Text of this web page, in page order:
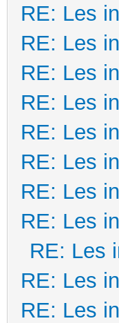
RE: Les
RE: Les
RE: Les
RE: Les
RE: Les
RE: Les
RE: Les
RE: Les
RE: Les
RE: Les
RE: Les